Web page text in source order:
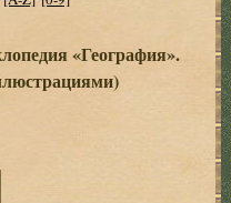
«География».